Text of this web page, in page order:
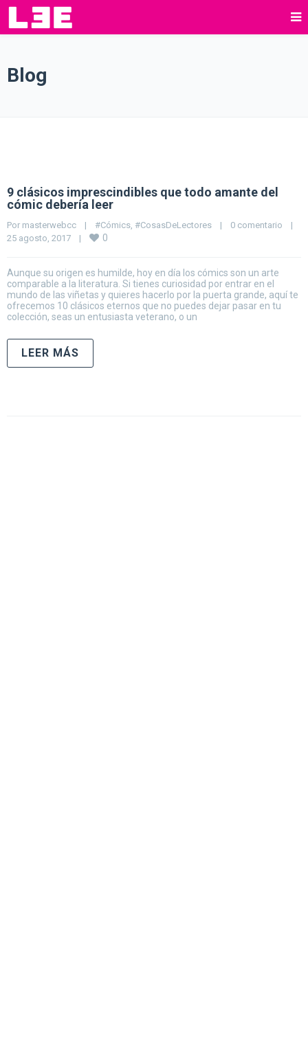
Blog
9 clásicos imprescindibles que todo amante del
cómic debería leer
Por masterwebcc | #Cómics, #CosasDeLectores | 0 comentario
|
25 agosto, 2017 | 0
Aunque su origen es humilde, hoy en día los cómics son un arte
comparable a la literatura. Si tienes curiosidad por entrar en el
mundo de las viñetas y quieres hacerlo por la puerta grande, aquí te
ofrecemos 10 clásicos eternos que no puedes dejar pasar en tu
colección, seas un entusiasta veterano, o un
LEER MÁS